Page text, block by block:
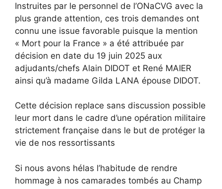
Instruites par le personnel de l’ONaCVG avec la
plus grande attention, ces trois demandes ont
connu une issue favorable puisque la mention
« Mort pour la France » a été attribuée par
décision en date du 19 juin 2025 aux
adjudants/chefs Alain DIDOT et René MAIER
ainsi qu’à madame Gilda LANA épouse DIDOT.
Cette décision replace sans discussion possible
leur mort dans le cadre d’une opération militaire
strictement française dans le but de protéger la
vie de nos ressortissants
Si nous avons hélas l’habitude de rendre
hommage à nos camarades tombés au Champ